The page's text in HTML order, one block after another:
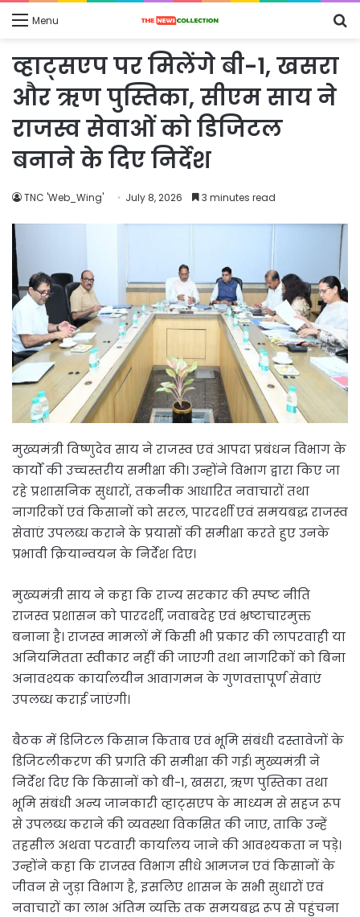
Menu
व्हाट्सएप पर मिलेंगे बी-1, खसरा
और ऋण पुस्तिका, सीएम साय ने
राजस्व सेवाओं को डिजिटल
बनाने के दिए निर्देश
TNC 'Web_Wing' July 8, 2026 3 minutes read
मुख्यमंत्री विष्णुदेव साय ने राजस्व एवं आपदा प्रबंधन विभाग के
कार्यों की उच्चस्तरीय समीक्षा की। उन्होंने विभाग द्वारा किए जा
रहे प्रशासनिक सुधारों, तकनीक आधारित नवाचारों तथा
नागरिकों एवं किसानों को सरल, पारदर्शी एवं समयबद्ध राजस्व
सेवाएं उपलब्ध कराने के प्रयासों की समीक्षा करते हुए उनके
प्रभावी क्रियान्वयन के निर्देश दिए।
मुख्यमंत्री साय ने कहा कि राज्य सरकार की स्पष्ट नीति
राजस्व प्रशासन को पारदर्शी, जवाबदेह एवं भ्रष्टाचारमुक्त
बनाना है। राजस्व मामलों में किसी भी प्रकार की लापरवाही या
अनियमितता स्वीकार नहीं की जाएगी तथा नागरिकों को बिना
अनावश्यक कार्यालयीन आवागमन के गुणवत्तापूर्ण सेवाएं
उपलब्ध कराई जाएंगी।
बैठक में डिजिटल किसान किताब एवं भूमि संबंधी दस्तावेजों के
डिजिटलीकरण की प्रगति की समीक्षा की गई। मुख्यमंत्री ने
निर्देश दिए कि किसानों को बी-1, खसरा, ऋण पुस्तिका तथा
भूमि संबंधी अन्य जानकारी व्हाट्सएप के माध्यम से सहज रूप
से उपलब्ध कराने की व्यवस्था विकसित की जाए, ताकि उन्हें
तहसील अथवा पटवारी कार्यालय जाने की आवश्यकता न पड़े।
उन्होंने कहा कि राजस्व विभाग सीधे आमजन एवं किसानों के
जीवन से जुड़ा विभाग है, इसलिए शासन के सभी सुधारों एवं
नवाचारों का लाभ अंतिम व्यक्ति तक समयबद्ध रूप से पहुंचना